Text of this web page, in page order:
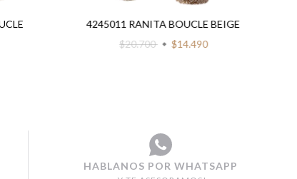
4245011 RANITA BOUCLE BEIGE
$20.700
$14.490
HABLANOS POR WHATSAPP